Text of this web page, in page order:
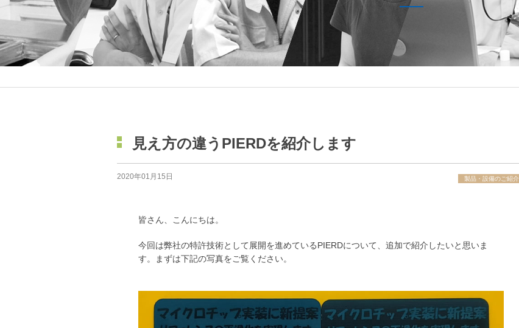
見え方の違うPIERDを紹介します
2020年01月15日 製品・設備のご紹介
皆さん、こんにちは。
今回は弊社の特許技術として展開を進めているPIERDについて、追加で紹介したいと思いま
す。まずは下記の写真をご覧ください。